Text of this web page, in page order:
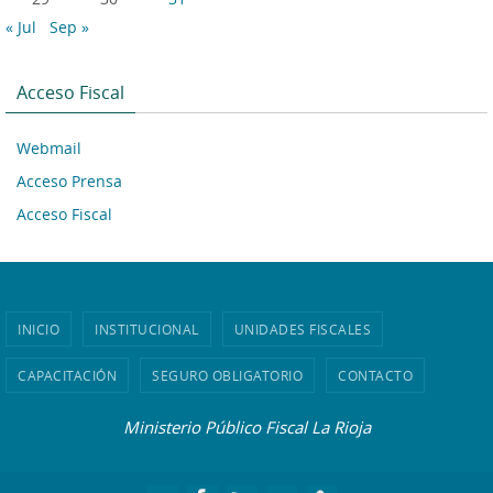
« Jul
Sep »
Acceso Fiscal
Webmail
Acceso Prensa
Acceso Fiscal
INICIO INSTITUCIONAL UNIDADES FISCALES
CAPACITACIÓN SEGURO OBLIGATORIO CONTACTO
Ministerio Público Fiscal La Rioja